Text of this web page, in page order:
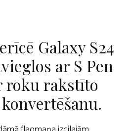
Galaxy S24
ar S Pen
roku rakstīto